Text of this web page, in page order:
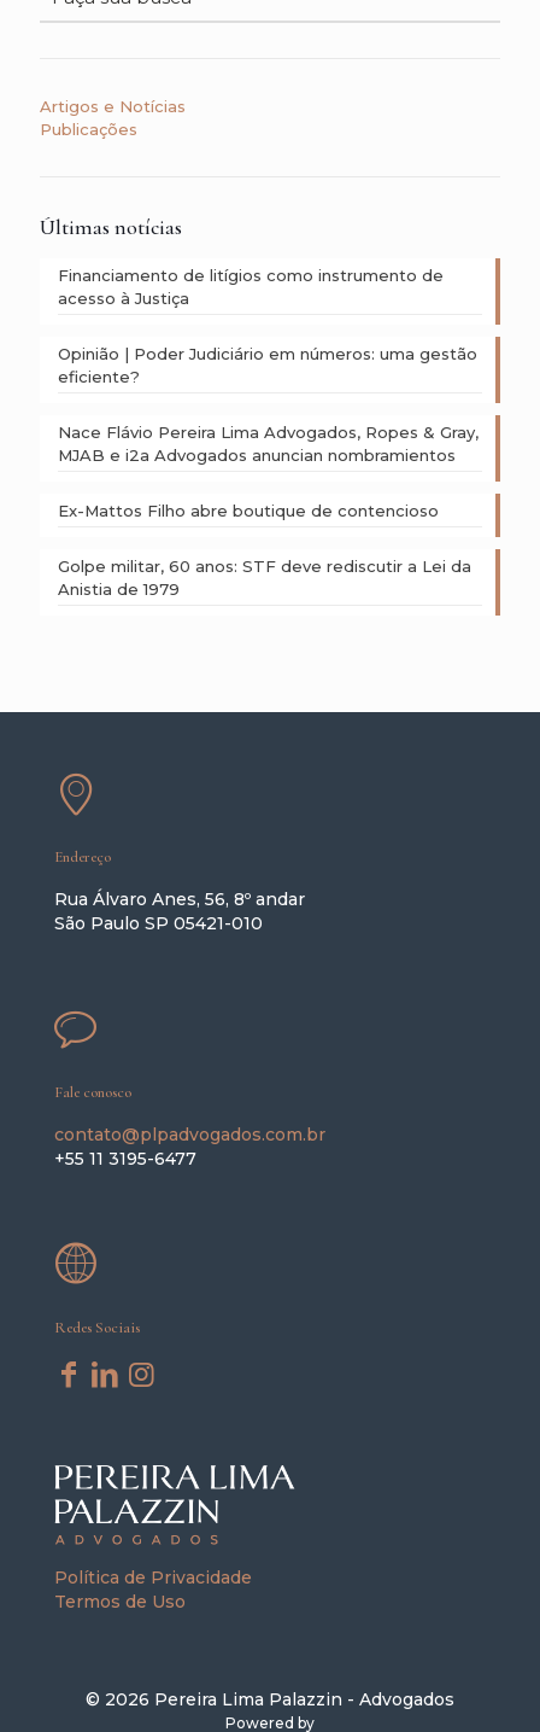
Artigos e Notícias
Publicações
Últimas notícias
Financiamento de litígios como instrumento de
acesso à Justiça
Opinião | Poder Judiciário em números: uma gestão
eficiente?
Nace Flávio Pereira Lima Advogados, Ropes & Gray,
MJAB e i2a Advogados anuncian nombramientos
Ex-Mattos Filho abre boutique de contencioso
Golpe militar, 60 anos: STF deve rediscutir a Lei da
Anistia de 1979
Endereço
Rua Álvaro Anes, 56, 8º andar
São Paulo SP 05421-010
Fale conosco
contato@plpadvogados.com.br
+55 11 3195-6477
Redes Sociais
Política de Privacidade
Termos de Uso
© 2026 Pereira Lima Palazzin - Advogados
Powered by